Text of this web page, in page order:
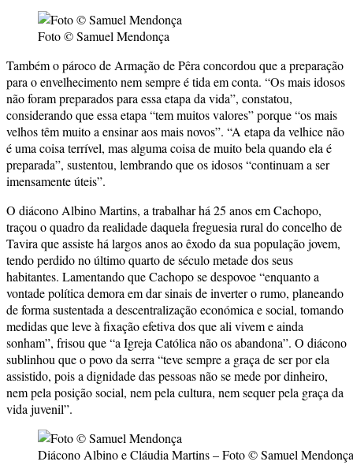
Foto © Samuel Mendonça
Também o pároco de Armação de Pêra concordou que a preparação
para o envelhecimento nem sempre é tida em conta. “Os mais idosos
não foram preparados para essa etapa da vida”, constatou,
considerando que essa etapa “tem muitos valores” porque “os mais
velhos têm muito a ensinar aos mais novos”. “A etapa da velhice não
é uma coisa terrível, mas alguma coisa de muito bela quando ela é
preparada”, sustentou, lembrando que os idosos “continuam a ser
imensamente úteis”.
O diácono Albino Martins, a trabalhar há 25 anos em Cachopo,
traçou o quadro da realidade daquela freguesia rural do concelho de
Tavira que assiste há largos anos ao êxodo da sua população jovem,
tendo perdido no último quarto de século metade dos seus
habitantes. Lamentando que Cachopo se despovoe “enquanto a
vontade política demora em dar sinais de inverter o rumo, planeando
de forma sustentada a descentralização económica e social, tomando
medidas que leve à fixação efetiva dos que ali vivem e ainda
sonham”, frisou que “a Igreja Católica não os abandona”. O diácono
sublinhou que o povo da serra “teve sempre a graça de ser por ela
assistido, pois a dignidade das pessoas não se mede por dinheiro,
nem pela posição social, nem pela cultura, nem sequer pela graça da
vida juvenil”.
Diácono Albino e Cláudia Martins – Foto © Samuel Mendonça